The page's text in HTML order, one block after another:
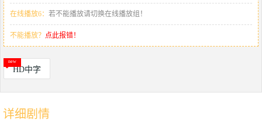
在线播放6： 若不能播放请切换在线播放组！
不能播放？ 点此报错！
HD中字
详细剧情